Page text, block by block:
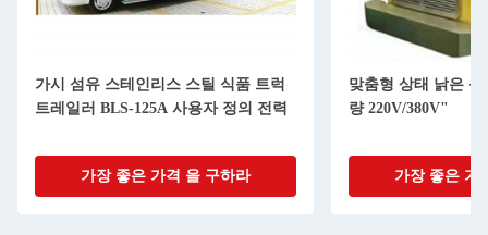
가시 섬유 스테인리스 스틸 식품 트럭
트레일러 BLS-125A 사용자 정의 전력
가장 좋은 가격 을 구하라
맞춤형 상태 낡은 음
량 220V/380V"
가장 좋은 가